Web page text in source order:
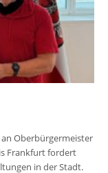
Oberbürgermeister
Frankfurt fordert
in der Stadt.